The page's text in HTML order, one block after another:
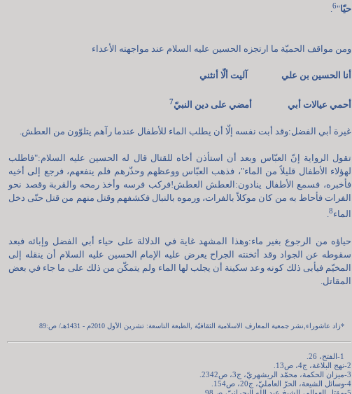
حيّا"
6
ومن مواقف الحميّة ما ارتجزه الحسين عليه السلام عند مواجهته الأعداء
أنا الحسين بن علي آليت ألّا أنثني
أحمي عيالات أبي أمضي على دين النبيّ7
غيرة أبي الفضل:وقد أبت نفسه إلّا أن يطلب الماء للأطفال عندما رآهم يتلوّون من العطش.
تقول الرواية إنّ العبّاس وبعد أن استأذن أخاه للقتال قال له الحسين عليه السلام:"فاطلب
لهؤلاء الأطفال قليلاً من الماء"، فذهب العبّاس ووعظهم وحذّرهم فلم ينفعهم، فرجع إلى أخيه
فأخبره، فسمع الأطفال ينادون:العطش العطش!فركب فرسه وأخذ رمحه والقربة وقصد نحو
الفرات فأحاط به من كان موكلاً بالفرات، ورموه بالنبال فكشفهم وقتل منهم من قتل حتّى دخل
الماء8
.
حياؤه من الرجوع بغير ماء:وهذا المشهد غاية في الدلالة على حياء أبي الفضل وإبائه فبعد
سقوطه عن الجواد وقد أثخنته الجراح يعرض عليه الإمام الحسين عليه السلام أن ينقله إلى
المخيّم فيأبى ذلك كونه وعد سكينة أن يجلب لها الماء ولم يتمكّن من ذلك على ما جاء في بعض
المقاتل.
*زاد عاشوراء,نشر جمعية المعارف الاسلامية الثقافيّة ,الطبعة التاسعة: تشرين الأول 2010م - 1431هـ/ ص:89
1-الفتح، 26.
2-نهج البلاغة، ج4، ص13.
3-ميزان الحكمة، محمّد الريشهريّ، ج3، ص2342.
4-وسائل الشيعة، الحرّ العامليّ، ج20، ص154.